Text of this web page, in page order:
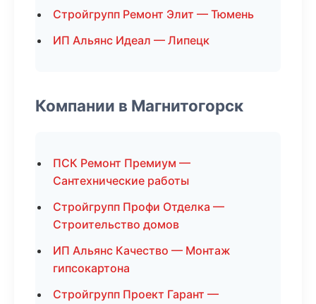
Стройгрупп Ремонт Элит — Тюмень
ИП Альянс Идеал — Липецк
Компании в Магнитогорск
ПСК Ремонт Премиум —
Сантехнические работы
Стройгрупп Профи Отделка —
Строительство домов
ИП Альянс Качество — Монтаж
гипсокартона
Стройгрупп Проект Гарант —